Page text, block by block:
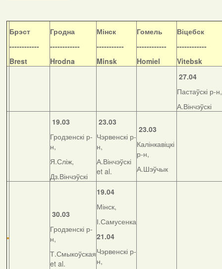
Брэст
------------
Brest
Гродна
------------
Hrodna
Мінск
-----------
Minsk
Гомель
------------
Homiel
Віцебск
------------
Vitebsk
27.04
Пастаўскі р-н,
А.Вінчэўскі
19.03
Гродзенскі р-
н,
Я.Сліж,
Дз.Вінчэўскі
23.03
Чэрвенскі р-
н,
А.Вінчэўскі
et al.
23.03
Калінкавіцкі
р-н,
А.Шэўчык
30.03
Гродзенскі р-
н,
Т.Смыкоўская
et al.
19.04
Мінск,
І.Самусенка
21.04
Чэрвенскі р-
н,